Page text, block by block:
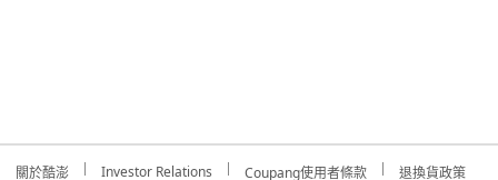
關於酷澎 Investor Relations Coupang使用者條款
退換貨政策